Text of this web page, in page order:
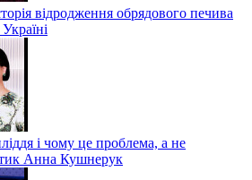
відродження обрядового печива
і чому це проблема, а не
Анна Кушнерук